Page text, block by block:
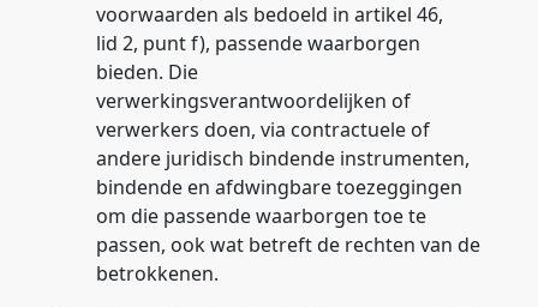
voorwaarden als bedoeld in artikel 46,
lid 2, punt f), passende waarborgen
bieden. Die
verwerkingsverantwoordelijken of
verwerkers doen, via contractuele of
andere juridisch bindende instrumenten,
bindende en afdwingbare toezeggingen
om die passende waarborgen toe te
passen, ook wat betreft de rechten van de
betrokkenen.